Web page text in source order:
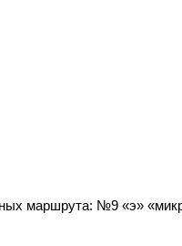
маршрута: №9 «э»